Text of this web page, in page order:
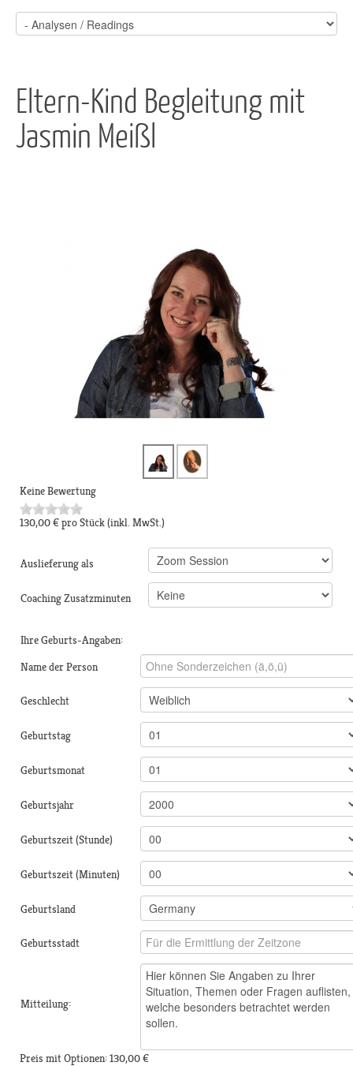
Eltern-Kind Begleitung mit
Jasmin Meißl
Keine Bewertung
130,00 €pro Stück(inkl. MwSt.)
Auslieferung als
Coaching Zusatzminuten
Ihre Geburts-Angaben:
Name der Person
Geschlecht
Geburtstag
Geburtsmonat
Geburtsjahr
Geburtszeit (Stunde)
Geburtszeit (Minuten)
Geburtsland
Geburtsstadt
Mitteilung:
Preis mit Optionen:130,00 €